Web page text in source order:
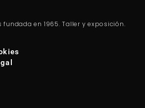
en 1965. Taller y exposición.